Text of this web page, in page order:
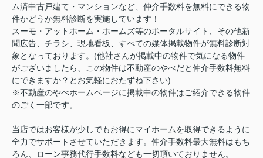
ム済中古戸建て・マンションなど、仲介手数料を無料にできる物
件かどうか無料診断を実施しています！
スーモ・アットホーム・ホームズ等のポータルサイト、その他新
聞広告、チラシ、現地看板、すべての媒体掲載物件が無料診断対
象となっております。(他社さんが掲載中の物件で気になる物件
がございましたら、この物件は不動産のやべだと仲介手数料無料
にできますか？とお気軽におたずね下さい)
※不動産のやべホームページに掲載中の物件はご紹介できる物件
のごく一部です。
当店ではお客様が少しでもお得にマイホームを取得できるように
全力でサポートさせていただきます。仲介手数料最大無料はもち
ろん、ローン事務代行手数料なども一切頂いておりません。